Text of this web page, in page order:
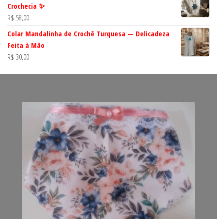
Crochecia ✨
R$ 58,00
Colar Mandalinha de Crochê Turquesa — Delicadeza
Feita à Mão
R$ 30,00